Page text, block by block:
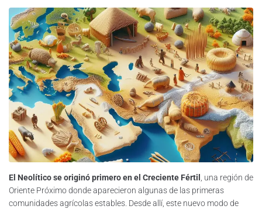
El Neolítico se originó primero en el Creciente Fértil , una región de
Oriente Próximo donde aparecieron algunas de las primeras
comunidades agrícolas estables. Desde allí, este nuevo modo de